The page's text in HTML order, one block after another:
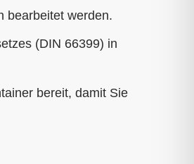
bearbeitet werden.
(DIN 66399) in
bereit, damit Sie